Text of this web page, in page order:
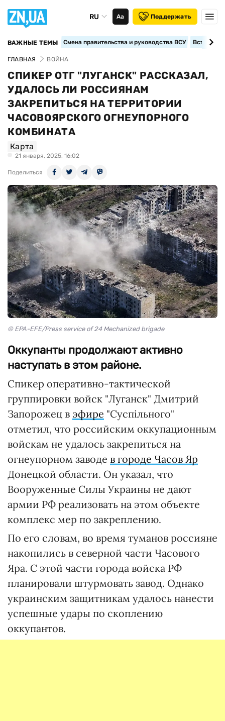
RU Аа Поддержать
ВАЖНЫЕ ТЕМЫ Смена правительства и руководства ВСУ
ГЛАВНАЯ ВОЙНА
СПИКЕР ОТГ "ЛУГАНСК" РАССКАЗАЛ,
УДАЛОСЬ ЛИ РОССИЯНАМ
ЗАКРЕПИТЬСЯ НА ТЕРРИТОРИИ
ЧАСОВОЯРСКОГО ОГНЕУПОРНОГО
КОМБИНАТА
Карта
21 января, 2025, 16:02
Поделиться
© EPA-EFE/Press service of 24 Mechanized brigade
Оккупанты продолжают активно
наступать в этом районе.
Спикер оперативно-тактической
группировки войск "Луганск" Дмитрий
Запорожец в эфире "Суспільного"
отметил, что российским оккупационным
войскам не удалось закрепиться на
огнеупорном заводе в городе Часов Яр
Донецкой области. Он указал, что
Вооруженные Силы Украины не дают
армии РФ реализовать на этом объекте
комплекс мер по закреплению.
По его словам, во время туманов россияне
накопились в северной части Часового
Яра. С этой части города войска РФ
планировали штурмовать завод. Однако
украинским защитникам удалось нанести
успешные удары по скоплению
оккупантов.